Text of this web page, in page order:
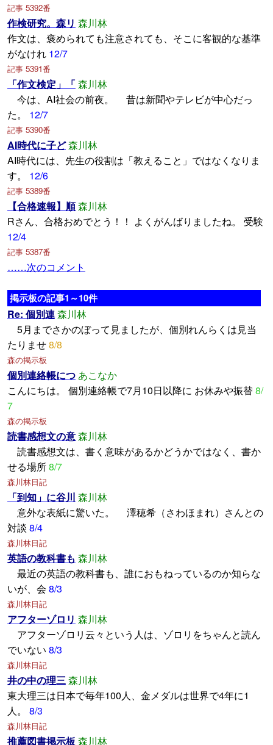
記事 5392番
作検研究。森リ 森川林
作文は、褒められても注意されても、そこに客観的な基準
がなけれ 12/7
記事 5391番
「作文検定」「 森川林
今は、AI社会の前夜。 昔は新聞やテレビが中心だっ
た。
12/7
記事 5390番
AI時代に子ど森川林
AI時代には、先生の役割は「教えること」ではなくなりま
す。 12/6
記事 5389番
【合格速報】順森川林
Rさん、合格おめでとう！！ よくがんばりましたね。 受験
12/4
記事 5387番
……次のコメント
掲示板の記事1～10件
Re: 個別連森川林
5月までさかのぼって見ましたが、個別れんらくは見当
たりませ8/8
森の掲示板
個別連絡帳につ あこなか
こんにちは。 個別連絡帳で7月10日以降に お休みや振替8/
7
森の掲示板
読書感想文の意森川林
読書感想文は、書く意味があるかどうかではなく、書か
せる場所8/7
森川林日記
「到知」に谷川 森川林
意外な表紙に驚いた。 澤穂希（さわほまれ）さんとの
対談 8/4
森川林日記
英語の教科書も 森川林
最近の英語の教科書も、誰におもねっているのか知らな
いが、会 8/3
森川林日記
アフターゾロリ 森川林
アフターゾロリ云々という人は、ゾロリをちゃんと読ん
でいない 8/3
森川林日記
井の中の理三 森川林
東大理三は日本で毎年100人、金メダルは世界で4年に1
人。 8/3
森川林日記
推薦図書掲示板 森川林